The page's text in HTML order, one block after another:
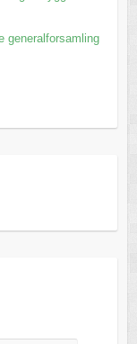
generalforsamling